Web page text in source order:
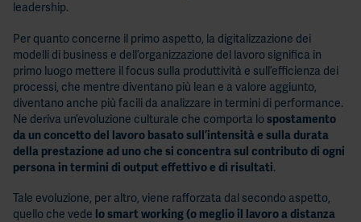
leadership.
Per quanto concerne il primo aspetto, la digitalizzazione dei
modelli di business e dell’organizzazione del lavoro significa in
primo luogo mettere il focus sulla produttività e sull’efficienza dei
processi, che mentre diventano più lean e a valore aggiunto,
diventano anche più facili da analizzare in termini di performance.
Ne deriva un’evoluzione culturale che comporta lo spostamento
da un concetto del lavoro basato sull’intensità e sulla durata
della prestazione ad uno che si concentra sul contributo di ogni
persona in termini di output effettivo e di risultati.
Tale evoluzione, per altro, viene rafforzata dal secondo aspetto,
quello che vede lo smart working (o meglio il lavoro a distanza